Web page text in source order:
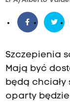
Szczepienia
Mają być
będą chciały
oparty